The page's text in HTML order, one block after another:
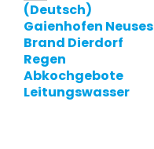
(Deutsch)
Gaienhofen Neuses
Brand Dierdorf
Regen
Abkochgebote
Leitungswasser